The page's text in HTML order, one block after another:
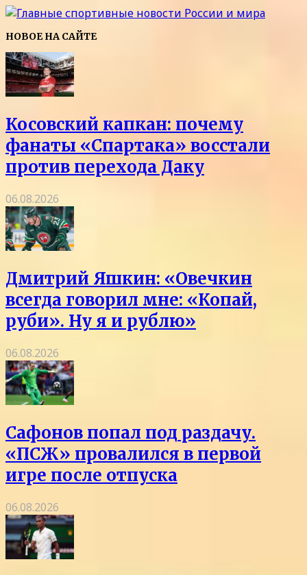
НОВОЕ НА САЙТЕ
Косовский капкан: почему
фанаты «Спартака» восстали
против перехода Даку
06.08.2026
Дмитрий Яшкин: «Овечкин
всегда говорил мне: «Копай,
руби». Ну я и рублю»
06.08.2026
Сафонов попал под раздачу.
«ПСЖ» провалился в первой
игре после отпуска
06.08.2026